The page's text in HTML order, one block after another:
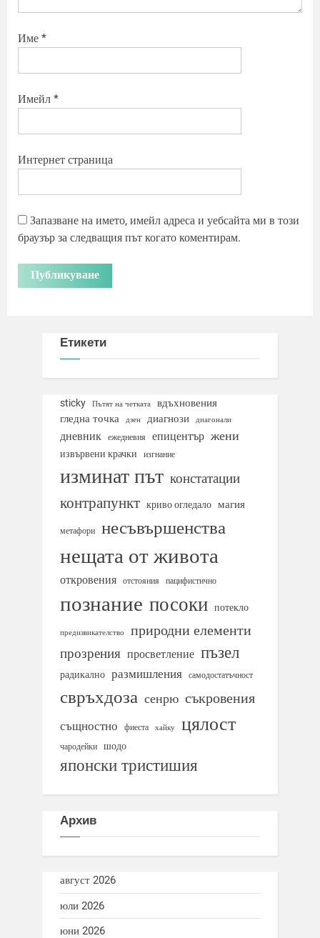
Име *
Имейл *
Интернет страница
Запазване на името, имейл адреса и уебсайта ми в този
браузър за следващия път когато коментирам.
Етикети
sticky Пътят на четката
вдъхновения
гледна точка
дзен диагнози диагонали
дневник ежедневия епицентър жени
извървени крачки изгнание
изминат път констатации
контрапункт криво огледало магия
метафори несъвършенства
нещата от живота
откровения отстояния пацифистично
познание посоки потекло
предизвикателство природни елементи
прозрения просветление пъзел
радикално размишления самодостатъчност
свръхдоза сенрю съкровения
същностно фиеста хайку цялост
чародейки шодо
японски тристишия
Архив
август 2026
юли 2026
юни 2026